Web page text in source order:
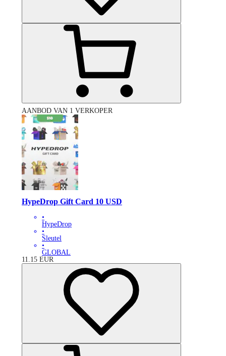
AANBOD VAN 1 VERKOPER
HypeDrop Gift Card 10 USD
•
HypeDrop
•
Sleutel
•
GLOBAL
11.15 EUR